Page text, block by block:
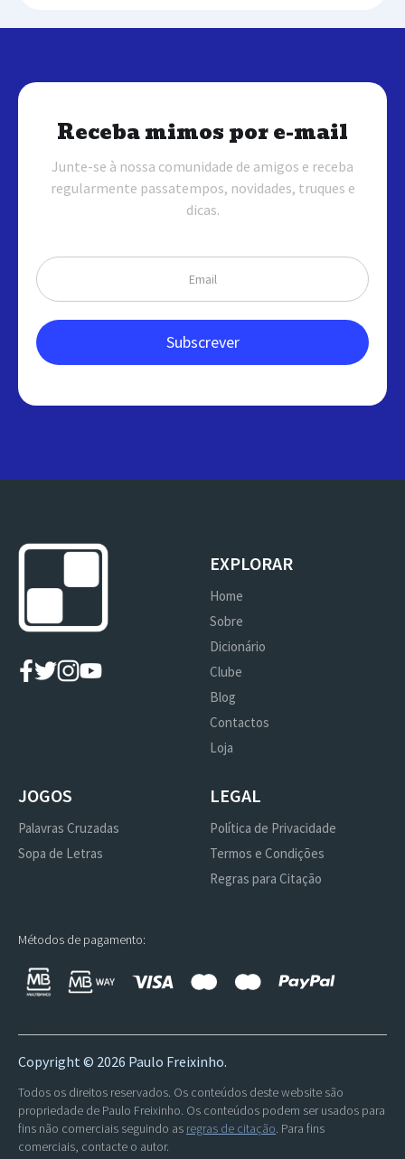
Receba mimos por e-mail
Junte-se à nossa comunidade de amigos e receba
regularmente passatempos, novidades, truques e
dicas.
EXPLORAR
Home
Sobre
Dicionário
Clube
Blog
Contactos
Loja
JOGOS
Palavras Cruzadas
Sopa de Letras
LEGAL
Política de Privacidade
Termos e Condições
Regras para Citação
Métodos de pagamento:
Copyright © 2026 Paulo Freixinho.
Todos os direitos reservados. Os conteúdos deste website são
propriedade de Paulo Freixinho. Os conteúdos podem ser usados para
fins não comerciais seguindo as regras de citação. Para fins
comerciais, contacte o autor.